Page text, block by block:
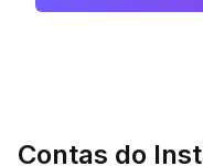
Contas do